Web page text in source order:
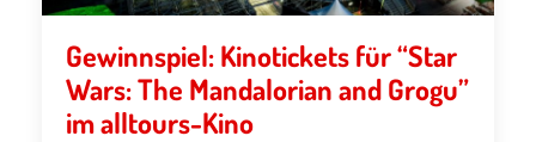
Gewinnspiel: Kinotickets für “Star
Wars: The Mandalorian and Grogu”
im alltours-Kino